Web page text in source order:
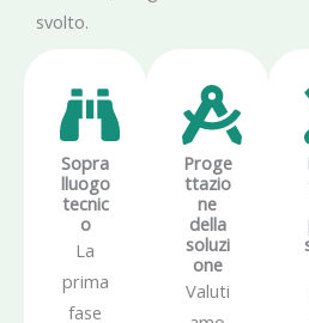
svolto.
Sopra
lluogo
tecnic
o
La
prima
fase
Proge
ttazio
ne
della
soluzi
one
Valuti